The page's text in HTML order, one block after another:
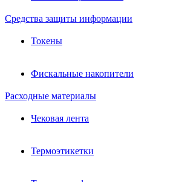
Средства защиты информации
Токены
Фискальные накопители
Расходные материалы
Чековая лента
Термоэтикетки